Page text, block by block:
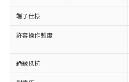
端子仕様
許容操作頻度
絶縁抵抗
本サービスは、当社
商品の当社在庫状況
(税抜)を提供させて
当社制御機器事業取
本サービスの対象外
調査・確認中：EU RoHS
非含有の対応状況を調査
商品です。
非該当品：ライセンス料な
害物質有無と関係のない商
仕入先様の事情により、非
いたものが、含有品と判
「○」：最大均質材料含有
基準値以下であることを示
「×」：最大均質材料含有
基準値を超えていることを
当社は、これら貴社